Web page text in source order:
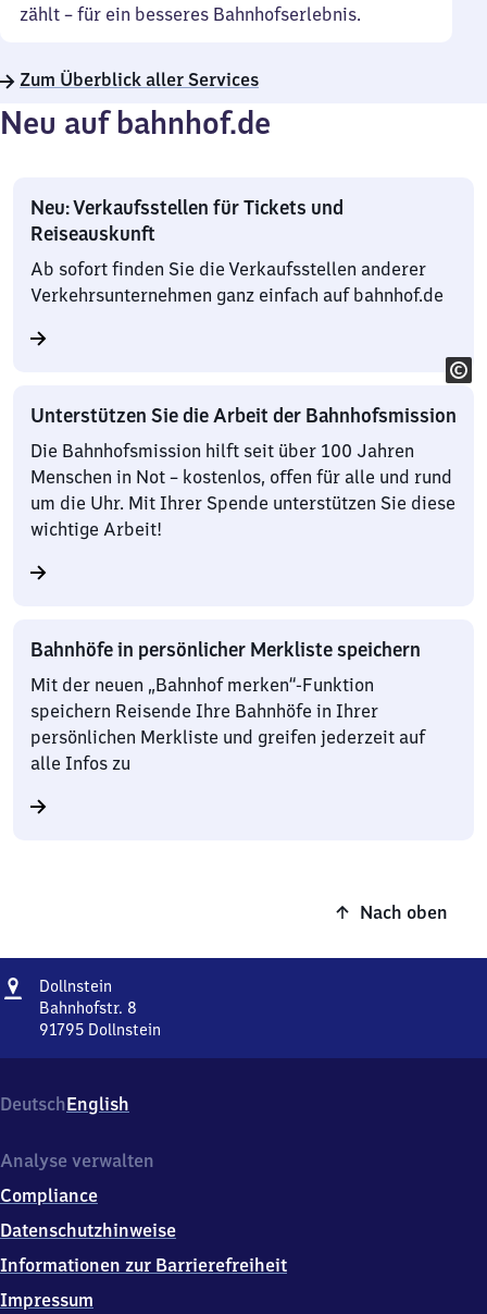
zählt – für ein besseres Bahnhofserlebnis.
Zum Überblick aller Services
Neu auf bahnhof.de
Neu: Verkaufsstellen für Tickets und
Reiseauskunft
Ab sofort finden Sie die Verkaufsstellen anderer
Verkehrsunternehmen ganz einfach auf bahnhof.de
Unterstützen Sie die Arbeit der Bahnhofsmission
Die Bahnhofsmission hilft seit über 100 Jahren
Menschen in Not – kostenlos, offen für alle und rund
um die Uhr. Mit Ihrer Spende unterstützen Sie diese
wichtige Arbeit!
Bahnhöfe in persönlicher Merkliste speichern
Mit der neuen „Bahnhof merken“-Funktion
speichern Reisende Ihre Bahnhöfe in Ihrer
persönlichen Merkliste und greifen jederzeit auf
alle Infos zu
Nach oben
Adresse
Dollnstein
Bahnhofstr. 8
91795 Dollnstein
8,
9
7
5
Dollnstein
DeutschEnglish
Analyse verwalten
Compliance
Datenschutzhinweise
Informationen zur Barrierefreiheit
Impressum